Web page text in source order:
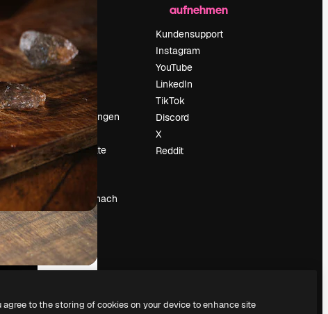
Über uns
Reviews
Karriere
Suchtrends
Blog
Veranstaltungen
Slidesgo
Deine Inhalte
verkaufen
Pressesaal
Suchst du nach
magnific.ai
aufnehmen
Kundensupport
Instagram
YouTube
LinkedIn
TikTok
Discord
X
Reddit
agree to the storing of cookies on your device to enhance site